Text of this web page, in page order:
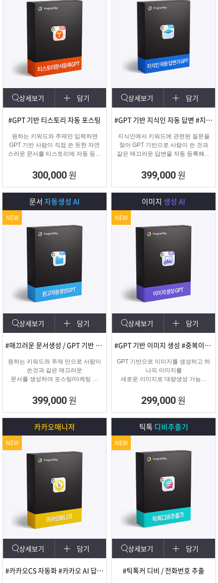
상세보기 담기
#GPT 기반 티스토리 자동 포스팅
원하는 키워드와 주제만 입력하면
GPT 기반 사람이 직접 쓴 듯한 자연
스러운 문서를 티스토리에 자동 등록
티스토리 육성용, 콘텐츠 마케터, 업
체 홍보에 적합한 마케팅 프로그램
입니다.
300,000 원
상세보기 담기
#GPT 기반 지식인 자동 답변 #지식인마케팅
지식인에서 키워드에 관련된 질문을
찾아 GPT 기반으로 사람이 쓴 것과
같은 매끄러운 답변을 자동 등록해주
399,000 원
문서 자동생성 AI
상세보기 담기
#매끄러운 문서생성 / GPT 기반 문서
원하는 키워드와 주제 만으로 사람이
쓴것과 같은 매끄러운
문서를 생성하여 포스팅/마케팅 시
소모되는 시간을 없애주는 고퀄리티
문서생성 프로그램입니다.
399,000 원
NEW
이미지 생성 AI
상세보기 담기
#GPT 기반 이미지 생성 #중복이미지 #유사이미지
GPT 기반으로 이미지를 생성하고 하
나의 이미지를
새로운 이미지로 대량생성 가능한
299,000 원
NEW
카카오매니저
상세보기 담기
#카카오CS 자동화 #카카오 AI 답변 #카카오자동발송
NEW
틱톡 디비추출기
상세보기 담기
#틱톡커 디비 / 전화번호 추출
NEW